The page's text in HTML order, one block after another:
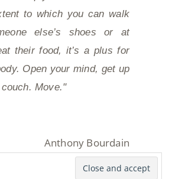
to which you can walk
else’s shoes or at
their food, it’s a plus for
Open your mind, get up
Move."
Anthony Bourdain